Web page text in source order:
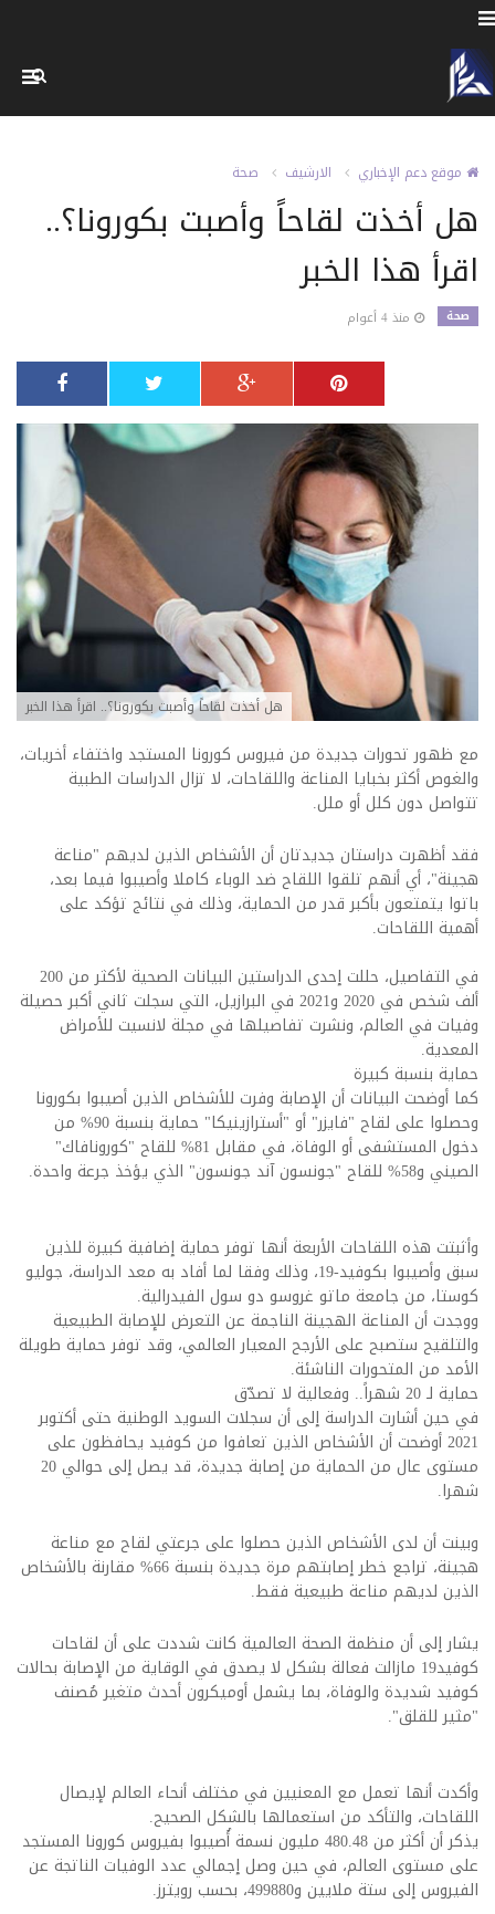
موقع دعم الإخباري الارشيف صحة
هل أخذت لقاحاً وأصبت بكورونا؟..
اقرأ هذا الخبر
صحة منذ 4 أعوام
هل أخذت لقاحاً وأصبت بكورونا؟.. اقرأ هذا الخبر
مع ظهور تحورات جديدة من فيروس كورونا المستجد واختفاء أخريات،
والغوص أكثر بخبايا المناعة واللقاحات، لا تزال الدراسات الطبية
تتواصل دون كلل أو ملل.
فقد أظهرت دراستان جديدتان أن الأشخاص الذين لديهم "مناعة
هجينة"، أي أنهم تلقوا اللقاح ضد الوباء كاملا وأصيبوا فيما بعد،
باتوا يتمتعون بأكبر قدر من الحماية، وذلك في نتائج تؤكد على
أهمية اللقاحات.
في التفاصيل، حللت إحدى الدراستين البيانات الصحية لأكثر من 200
ألف شخص في 2020 و2021 في البرازيل، التي سجلت ثاني أكبر حصيلة
وفيات في العالم، ونشرت تفاصيلها في مجلة لانسيت للأمراض
المعدية.
حماية بنسبة كبيرة
كما أوضحت البيانات أن الإصابة وفرت للأشخاص الذين أصيبوا بكورونا
وحصلوا على لقاح "فايزر" أو "أسترازينيكا" حماية بنسبة 90% من
دخول المستشفى أو الوفاة، في مقابل 81% للقاح "كورونافاك"
الصيني و58% للقاح "جونسون آند جونسون" الذي يؤخذ جرعة واحدة.
وأثبتت هذه اللقاحات الأربعة أنها توفر حماية إضافية كبيرة للذين
سبق وأصيبوا بكوفيد-19، وذلك وفقا لما أفاد به معد الدراسة، جوليو
كوستا، من جامعة ماتو غروسو دو سول الفيدرالية.
ووجدت أن المناعة الهجينة الناجمة عن التعرض للإصابة الطبيعية
والتلقيح ستصبح على الأرجح المعيار العالمي، وقد توفر حماية طويلة
الأمد من المتحورات الناشئة.
حماية لـ 20 شهراً.. وفعالية لا تصدّق
في حين أشارت الدراسة إلى أن سجلات السويد الوطنية حتى أكتوبر
2021 أوضحت أن الأشخاص الذين تعافوا من كوفيد يحافظون على
مستوى عال من الحماية من إصابة جديدة، قد يصل إلى حوالي 20
شهرا.
وبينت أن لدى الأشخاص الذين حصلوا على جرعتي لقاح مع مناعة
هجينة، تراجع خطر إصابتهم مرة جديدة بنسبة 66% مقارنة بالأشخاص
الذين لديهم مناعة طبيعية فقط.
يشار إلى أن منظمة الصحة العالمية كانت شددت على أن لقاحات
كوفيد19 مازالت فعالة بشكل لا يصدق في الوقاية من الإصابة بحالات
كوفيد شديدة والوفاة، بما يشمل أوميكرون أحدث متغير مُصنف
"مثير للقلق".
وأكدت أنها تعمل مع المعنيين في مختلف أنحاء العالم لإيصال
اللقاحات، والتأكد من استعمالها بالشكل الصحيح.
يذكر أن أكثر من 480.48 مليون نسمة أُصيبوا بفيروس كورونا المستجد
على مستوى العالم، في حين وصل إجمالي عدد الوفيات الناتجة عن
الفيروس إلى ستة ملايين و499880، بحسب رويترز.